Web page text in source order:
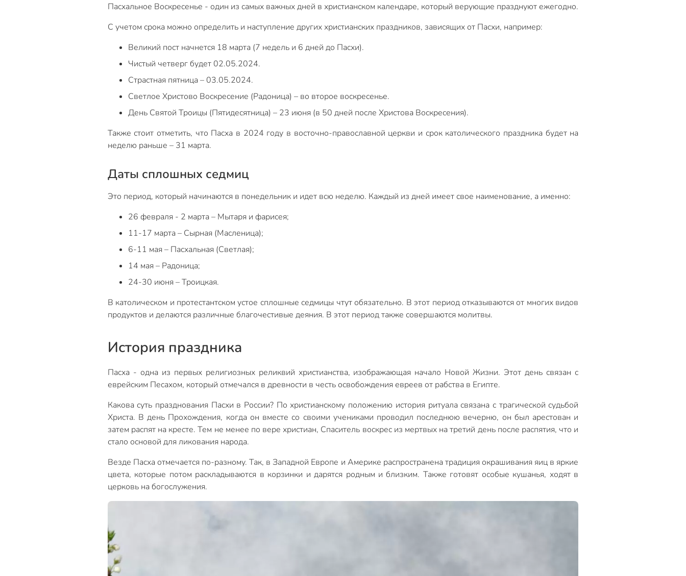
Пасхальное Воскресенье - один из самых важных дней в христианском календаре, который верующие празднуют ежегодно.
С учетом срока можно определить и наступление других христианских праздников, зависящих от Пасхи, например:
Великий пост начнется 18 марта (7 недель и 6 дней до Пасхи).
Чистый четверг будет 02.05.2024.
Страстная пятница – 03.05.2024.
Светлое Христово Воскресение (Радоница) – во второе воскресенье.
День Святой Троицы (Пятидесятница) – 23 июня (в 50 дней после Христова Воскресения).
Также стоит отметить, что Пасха в 2024 году в восточно-православной церкви и срок католического праздника будет на
неделю раньше – 31 марта.
Даты сплошных седмиц
Это период, который начинаются в понедельник и идет всю неделю. Каждый из дней имеет свое наименование, а именно:
26 февраля - 2 марта – Мытаря и фарисея;
11-17 марта – Сырная (Масленица);
6-11 мая – Пасхальная (Светлая);
14 мая – Радоница;
24-30 июня – Троицкая.
В католическом и протестантском устое сплошные седмицы чтут обязательно. В этот период отказываются от многих видов
продуктов и делаются различные благочестивые деяния. В этот период также совершаются молитвы.
История праздника
Пасха - одна из первых религиозных реликвий христианства, изображающая начало Новой Жизни. Этот день связан с
еврейским Песахом, который отмечался в древности в честь освобождения евреев от рабства в Египте.
Какова суть празднования Пасхи в России? По христианскому положению история ритуала связана с трагической судьбой
Христа. В день Прохождения, когда он вместе со своими учениками проводил последнюю вечерню, он был арестован и
затем распят на кресте. Тем не менее по вере христиан, Спаситель воскрес из мертвых на третий день после распятия, что и
стало основой для ликования народа.
Везде Пасха отмечается по-разному. Так, в Западной Европе и Америке распространена традиция окрашивания яиц в яркие
цвета, которые потом раскладываются в корзинки и дарятся родным и близким. Также готовят особые кушанья, ходят в
церковь на богослужения.